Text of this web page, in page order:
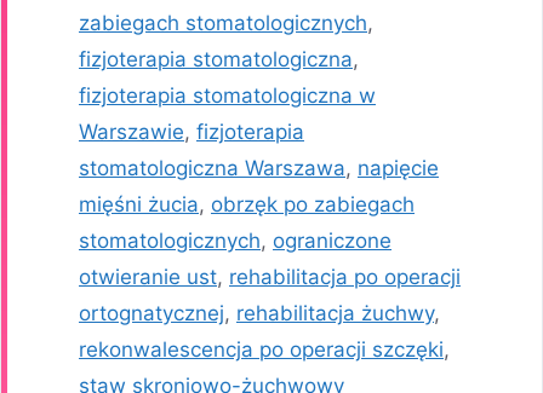
zabiegach stomatologicznych,
fizjoterapia stomatologiczna,
fizjoterapia stomatologiczna w
Warszawie, fizjoterapia
stomatologiczna Warszawa, napięcie
mięśni żucia, obrzęk po zabiegach
stomatologicznych, ograniczone
otwieranie ust, rehabilitacja po operacji
ortognatycznej, rehabilitacja żuchwy,
rekonwalescencja po operacji szczęki,
staw skroniowo-żuchwowy